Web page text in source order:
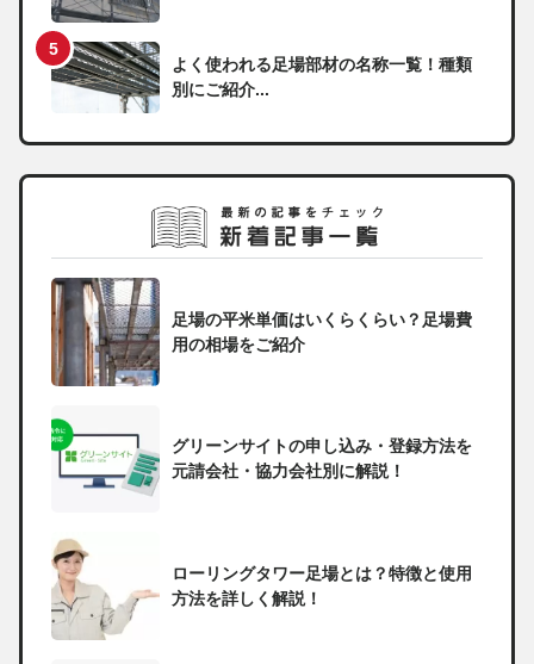
よく使われる足場部材の名称一覧！種類
別にご紹介...
足場の平米単価はいくらくらい？足場費
用の相場をご紹介
グリーンサイトの申し込み・登録方法を
元請会社・協力会社別に解説！
ローリングタワー足場とは？特徴と使用
方法を詳しく解説！